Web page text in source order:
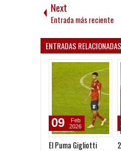
Next
Entrada más reciente
ENTRADAS RELACIONADAS
El Puma Gigliotti
09
Feb
2026